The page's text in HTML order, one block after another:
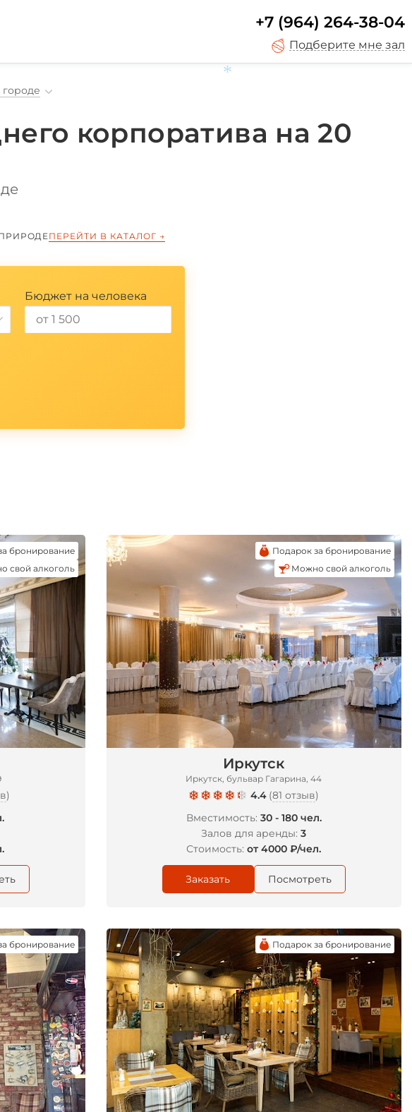
+7 (964) 264-38-04
Подберите мне зал
городе
корпоратива на 20
ПЕРЕЙТИ В КАТАЛОГ →
Бюджет на человека
)
бронирование
свой алкоголь
Иркутск
Иркутск, бульвар Гагарина, 44
4.4 (81 отзыв)
Вместимость: 30 - 180 чел.
Залов для аренды:3
Стоимость:от 4000 ₽/чел.
Подарок за бронирование
Можно свой алкоголь
Заказать Посмотреть
бронирование Подарок за бронирование